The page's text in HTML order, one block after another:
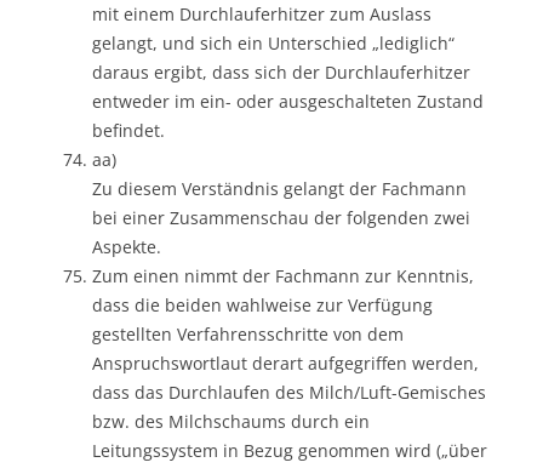
mit einem Durchlauferhitzer zum Auslass
gelangt, und sich ein Unterschied „lediglich“
daraus ergibt, dass sich der Durchlauferhitzer
entweder im ein- oder ausgeschalteten Zustand
befindet.
aa)
Zu diesem Verständnis gelangt der Fachmann
bei einer Zusammenschau der folgenden zwei
Aspekte.
Zum einen nimmt der Fachmann zur Kenntnis,
dass die beiden wahlweise zur Verfügung
gestellten Verfahrensschritte von dem
Anspruchswortlaut derart aufgegriffen werden,
dass das Durchlaufen des Milch/Luft-Gemisches
bzw. des Milchschaums durch ein
Leitungssystem in Bezug genommen wird („über